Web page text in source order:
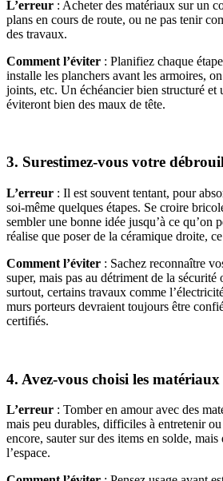
L’erreur : Acheter des matériaux sur un
plans en cours de route, ou ne pas tenir
des travaux.
Comment l’éviter : Planifiez chaque
installe les planchers avant les armoires,
joints, etc. Un échéancier bien structuré et
éviteront bien des maux de tête.
3. Surestimez-vous votre
L’erreur : Il est souvent tentant, pour
soi-même quelques étapes. Se croire
sembler une bonne idée jusqu’à ce qu’on
réalise que poser de la céramique droite,
Comment l’éviter : Sachez reconnaître
super, mais pas au détriment de la
surtout, certains travaux comme
murs porteurs devraient toujours être
certifiés.
4. Avez-vous choisi les
L’erreur : Tomber en amour avec des
mais peu durables, difficiles à entretenir
encore, sauter sur des items en solde,
l’espace.